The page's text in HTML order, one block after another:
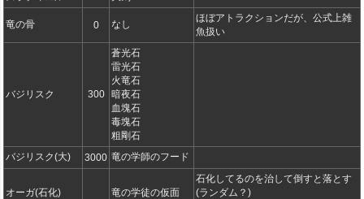
竜の骨 0 なし
ほぼアトラクションだが、公式上雑
魚扱い
バジリスク 300
蒼光石
雷光石
火竜石
暗夜石
血塊石
毒塊石
粗剛石
バジリスク(大)
3000 竜の学師のフード
オーガ(石化) 竜の学徒の仮面
石化してるのを治して倒すと落とす
(ランダム？)